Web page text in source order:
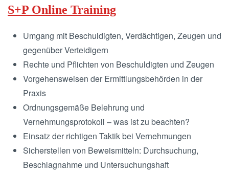
S+P Online Training
Umgang mit Beschuldigten, Verdächtigen, Zeugen und
gegenüber Verteidigern
Rechte und Pflichten von Beschuldigten und Zeugen
Vorgehensweisen der Ermittlungsbehörden in der
Praxis
Ordnungsgemäße Belehrung und
Vernehmungsprotokoll – was ist zu beachten?
Einsatz der richtigen Taktik bei Vernehmungen
Sicherstellen von Beweismitteln: Durchsuchung,
Beschlagnahme und Untersuchungshaft